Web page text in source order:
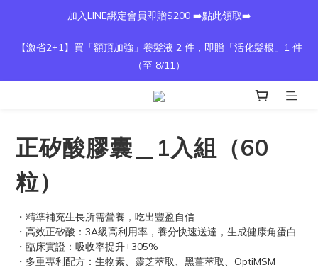
加入LINE綁定會員即贈$200 ➡️點此領取➡️
【激省2+1】買「額頂加強」養髮液 2 件，即贈「活化髮根」1 件
（至 8/11）
正矽酸膠囊＿1入組（60
粒）
・精準補充生長所需營養，吃出豐盈自信
・高效正矽酸：3A級高利用率，養分快速送達，生成健康角蛋白
・臨床實證：吸收率提升+305%
・多重專利配方：生物素、靈芝萃取、黑薑萃取、OptiMSM